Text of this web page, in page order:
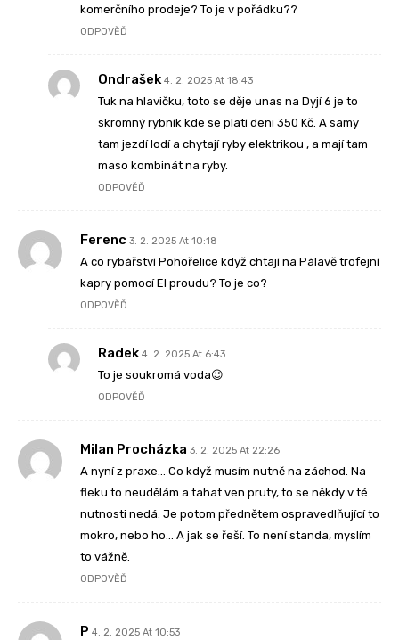
komerčního prodeje? To je v pořádku??
ODPOVĚĎ
Ondrašek 4. 2. 2025 At 18:43
Tuk na hlavičku, toto se děje unas na Dyjí 6 je to
skromný rybník kde se platí deni 350 Kč. A samy
tam jezdí lodí a chytají ryby elektrikou , a mají tam
maso kombinát na ryby.
ODPOVĚĎ
Ferenc 3. 2. 2025 At 10:18
A co rybářství Pohořelice když chtají na Pálavě trofejní
kapry pomocí El proudu? To je co?
ODPOVĚĎ
Radek 4. 2. 2025 At 6:43
To je soukromá voda😉
ODPOVĚĎ
Milan Procházka 3. 2. 2025 At 22:26
A nyní z praxe… Co když musím nutně na záchod. Na
fleku to neudělám a tahat ven pruty, to se někdy v té
nutnosti nedá. Je potom přednětem ospravedlňující to
mokro, nebo ho… A jak se řeší. To není standa, myslím
to vážně.
ODPOVĚĎ
P 4. 2. 2025 At 10:53